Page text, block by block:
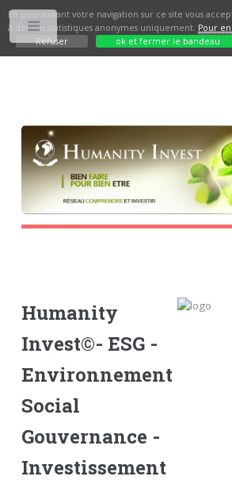
En poursuivant votre navigation sur ce site vous
à des fins statistiques anonymes uniquement. Pour
Refuser
ok et fermer le bandeau
Humanity
Invest©- ESG -
Environnement
Social
Gouvernance -
Investissement
Toggle